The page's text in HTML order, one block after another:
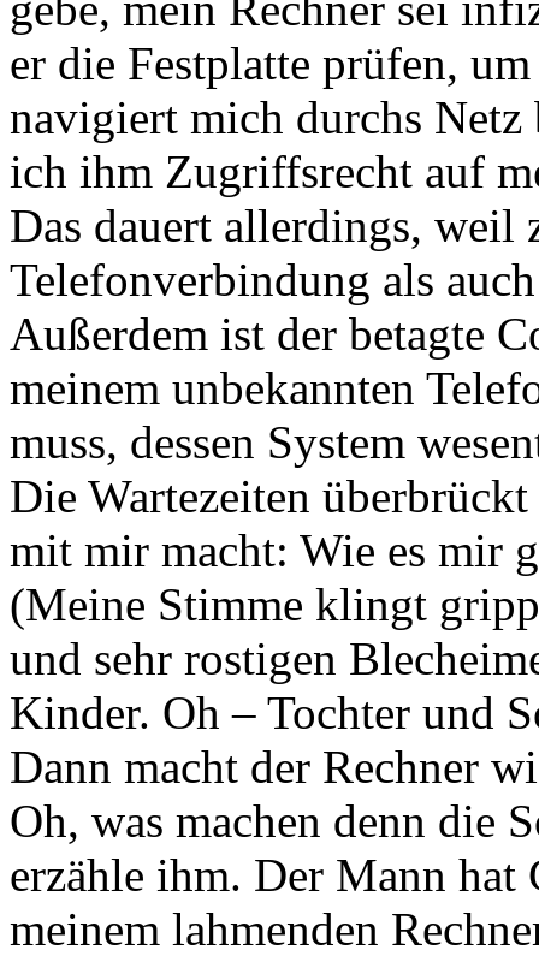
er die Festplatte prüfen,
navigiert mich durchs
ich ihm Zugriffsrecht auf
Das dauert allerdings, weil
Telefonverbindung als
Außerdem ist der betagte
meinem unbekannten
muss, dessen System
Die Wartezeiten
mit mir macht: Wie es mir
(Meine Stimme klingt
und sehr rostigen
Kinder. Oh – Tochter und
Dann macht der Rechner
Oh, was machen denn die
erzähle ihm. Der Mann
meinem lahmenden